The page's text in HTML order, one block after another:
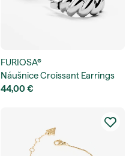
FURIOSA®
Náušnice Croissant Earrings
44,00 €